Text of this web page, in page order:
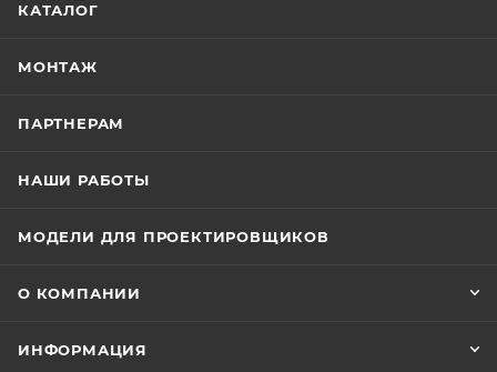
КАТАЛОГ
МОНТАЖ
ПАРТНЕРАМ
НАШИ РАБОТЫ
МОДЕЛИ ДЛЯ ПРОЕКТИРОВЩИКОВ
О КОМПАНИИ
ИНФОРМАЦИЯ